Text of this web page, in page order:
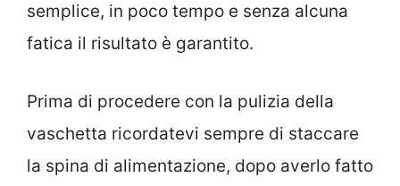
semplice, in poco tempo e senza alcuna
fatica il risultato è garantito.
Prima di procedere con la pulizia della
vaschetta ricordatevi sempre di staccare
la spina di alimentazione, dopo averlo fatto